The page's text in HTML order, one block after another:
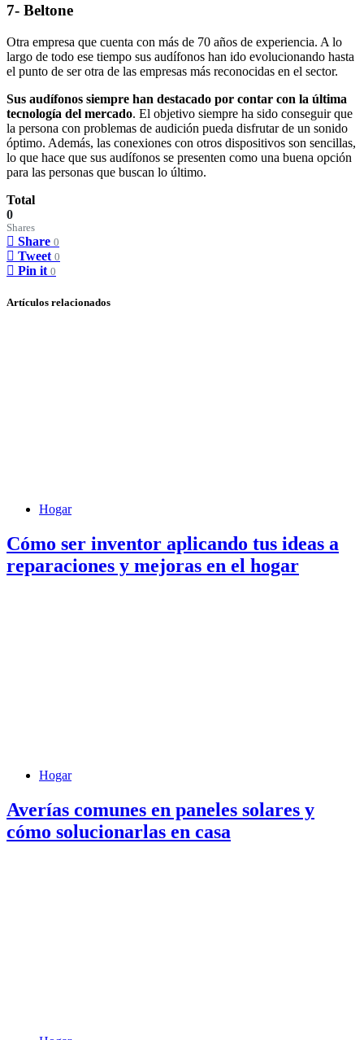
7- Beltone
Otra empresa que cuenta con más de 70 años de experiencia. A lo
largo de todo ese tiempo sus audífonos han ido evolucionando hasta
el punto de ser otra de las empresas más reconocidas en el sector.
Sus audífonos siempre han destacado por contar con la última
tecnología del mercado. El objetivo siempre ha sido conseguir que
la persona con problemas de audición pueda disfrutar de un sonido
óptimo. Además, las conexiones con otros dispositivos son sencillas,
lo que hace que sus audífonos se presenten como una buena opción
para las personas que buscan lo último.
Total
0
Shares
Share 0
Tweet 0
Pin it 0
Artículos relacionados
Hogar
Cómo ser inventor aplicando tus ideas a
reparaciones y mejoras en el hogar
Hogar
Averías comunes en paneles solares y
cómo solucionarlas en casa